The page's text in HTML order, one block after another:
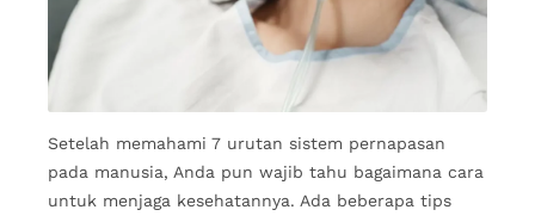
Setelah memahami 7 urutan sistem pernapasan
pada manusia, Anda pun wajib tahu bagaimana cara
untuk menjaga kesehatannya. Ada beberapa tips